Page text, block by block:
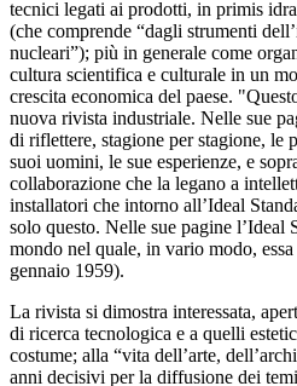
tecnici legati ai prodotti, in primis
(che comprende “dagli strumenti
nucleari”); più in generale come
cultura scientifica e culturale in un
crescita economica del paese.
nuova rivista industriale. Nelle sue
di riflettere, stagione per stagione,
suoi uomini, le sue esperienze, e
collaborazione che la legano a
installatori che intorno all’Ideal
solo questo. Nelle sue pagine l’Ideal
mondo nel quale, in vario modo,
gennaio 1959).
La rivista si dimostra interessata,
di ricerca tecnologica e a quelli
costume; alla “vita dell’arte,
anni decisivi per la diffusione dei